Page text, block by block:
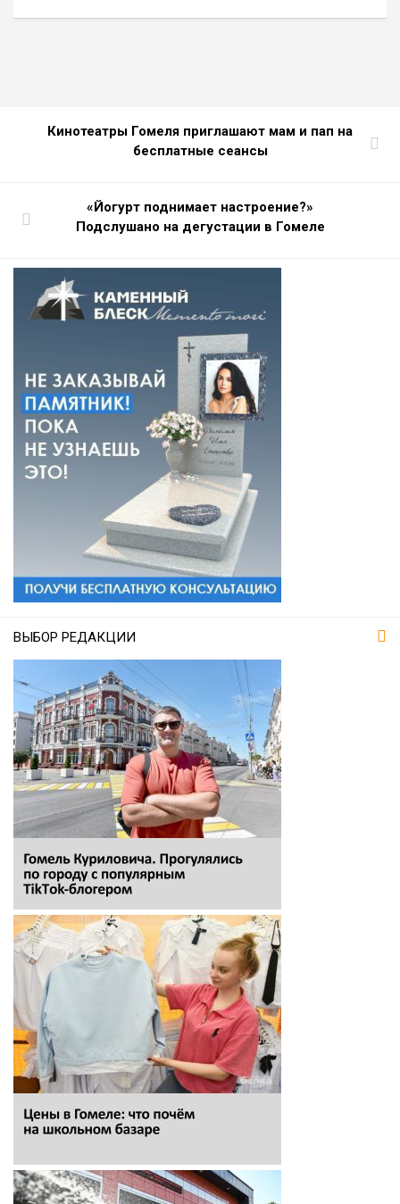
Кинотеатры Гомеля приглашают мам и пап на
бесплатные сеансы
«Йогурт поднимает настроение?»
Подслушано на дегустации в Гомеле
ВЫБОР РЕДАКЦИИ